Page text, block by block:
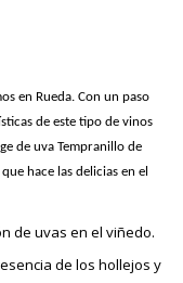
en Rueda. Con un paso
de este tipo de vinos
de uva Tempranillo de
hace las delicias en el
de uvas en el viñedo.
de los hollejos y